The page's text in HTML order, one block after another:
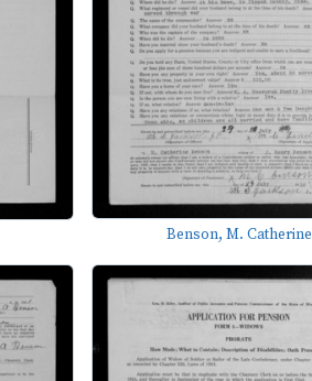
Benson, M. Catherine